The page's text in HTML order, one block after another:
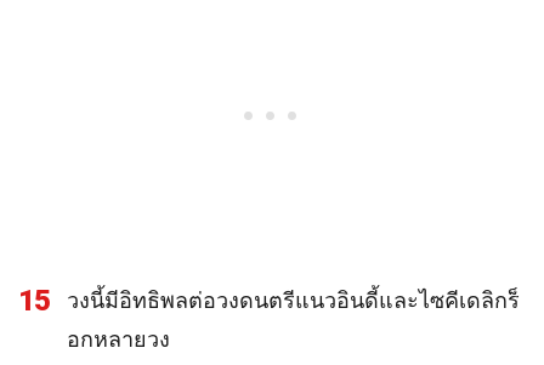
15
วงนี้มีอิทธิพลต่อวงดนตรีแนวอินดี้และไซคีเดลิกร็
อกหลายวง